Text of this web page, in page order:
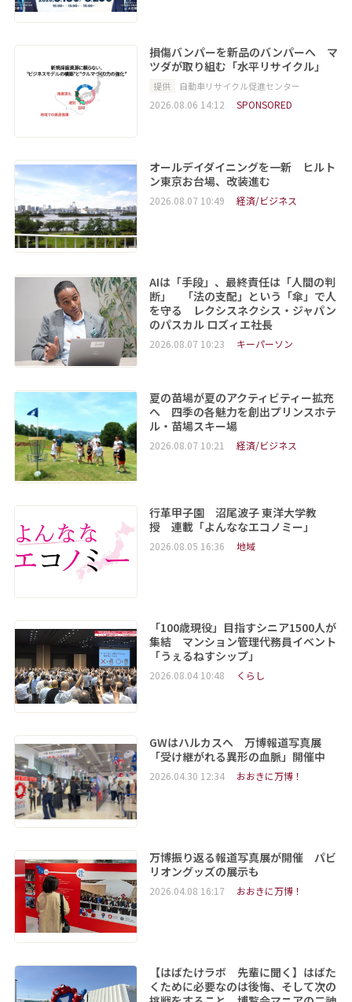
損傷バンパーを新品のバンパーへ マ
ツダが取り組む「水平リサイクル」
提供 自動車リサイクル促進センター
2026.08.06 14:12 SPONSORED
オールデイダイニングを一新 ヒルト
ン東京お台場、改装進む
2026.08.07 10:49 経済/ビジネス
AIは「手段」、最終責任は「人間の判
断」 「法の支配」という「傘」で人
を守る レクシスネクシス・ジャパン
のパスカル ロズィエ社長
2026.08.07 10:23 キーパーソン
夏の苗場が夏のアクティビティー拡充
へ 四季の各魅力を創出プリンスホテ
ル・苗場スキー場
2026.08.07 10:21 経済/ビジネス
行革甲子園 沼尾波子 東洋大学教
授 連載「よんななエコノミー」
2026.08.05 16:36 地域
「100歳現役」目指すシニア1500人が
集結 マンション管理代務員イベント
「うぇるねすシップ」
2026.08.04 10:48 くらし
GWはハルカスへ 万博報道写真展
「受け継がれる異形の血脈」開催中
2026.04.30 12:34 おおきに万博！
万博振り返る報道写真展が開催 パビ
リオングッズの展示も
2026.04.08 16:17 おおきに万博！
【はばたけラボ 先輩に聞く】はばた
くために必要なのは後悔、そして次の